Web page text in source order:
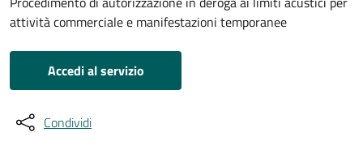
attività commerciale e manifestazioni temporanee
Accedi al servizio
Condividi